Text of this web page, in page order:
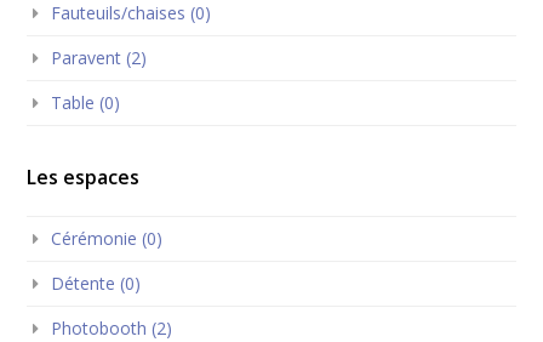
Fauteuils/chaises (0)
Paravent (2)
Table (0)
Les espaces
Cérémonie (0)
Détente (0)
Photobooth (2)